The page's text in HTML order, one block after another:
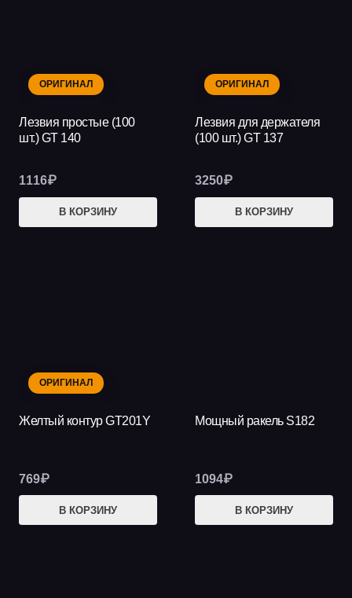
ОРИГИНАЛ
Лезвия простые (100
шт.) GT 140
1116₽
В КОРЗИНУ
ОРИГИНАЛ
Лезвия для держателя
(100 шт.) GT 137
3250₽
В КОРЗИНУ
ОРИГИНАЛ
Желтый контур GT201Y
769₽
В КОРЗИНУ
Мощный ракель S182
1094₽
В КОРЗИНУ